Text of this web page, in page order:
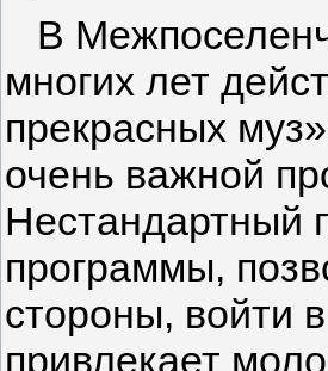
В
многих лет
прекрасных
очень важной
Нестандартный
программы,
стороны, войти
привлекает